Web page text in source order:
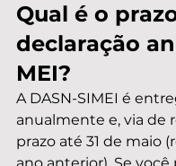
Qual é o
declaração
MEI?
A DASN-SIMEI é
anualmente e, via de
prazo até 31 de maio